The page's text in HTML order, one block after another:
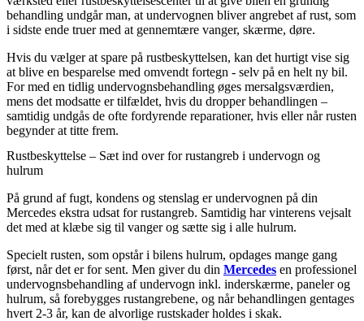
behandling undgår man, at undervognen bliver angrebet af rust, som
i sidste ende truer med at gennemtære vanger, skærme, døre.
Hvis du vælger at spare på rustbeskyttelsen, kan det hurtigt vise sig
at blive en besparelse med omvendt fortegn - selv på en helt ny bil.
For med en tidlig undervognsbehandling øges mersalgsværdien,
mens det modsatte er tilfældet, hvis du dropper behandlingen –
samtidig undgås de ofte fordyrende reparationer, hvis eller når rusten
begynder at titte frem.
Rustbeskyttelse – Sæt ind over for rustangreb i undervogn og
hulrum
På grund af fugt, kondens og stenslag er undervognen på din
Mercedes ekstra udsat for rustangreb. Samtidig har vinterens vejsalt
det med at klæbe sig til vanger og sætte sig i alle hulrum.
Specielt rusten, som opstår i bilens hulrum, opdages mange gang
først, når det er for sent. Men giver du din Mercedes en professionel
undervognsbehandling af undervogn inkl. inderskærme, paneler og
hulrum, så forebygges rustangrebene, og når behandlingen gentages
hvert 2-3 år, kan de alvorlige rustskader holdes i skak.